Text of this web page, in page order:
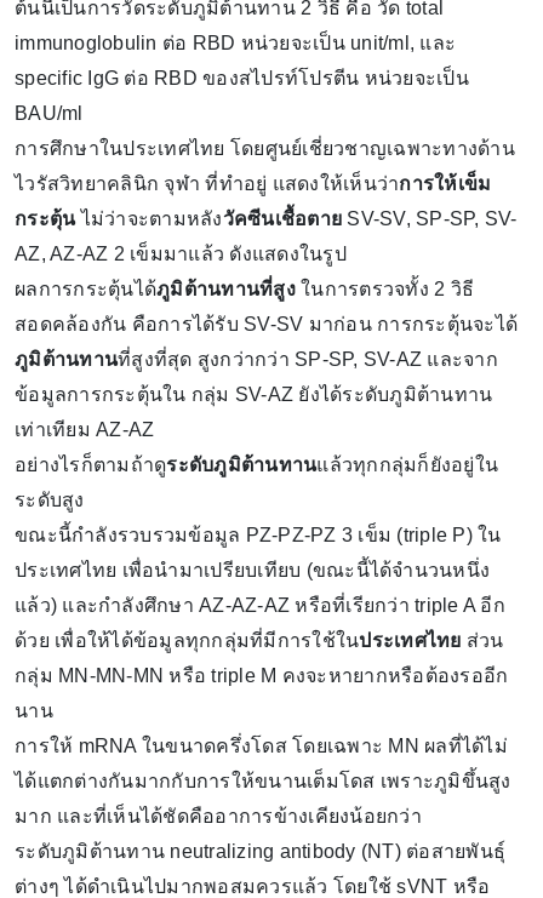
ต้นนี้เป็นการวัดระดับภูมิต้านทาน 2 วิธี คือ วัด total
immunoglobulin ต่อ RBD หน่วยจะเป็น unit/ml, และ
specific IgG ต่อ RBD ของสไปรท์โปรตีน หน่วยจะเป็น
BAU/ml
การศึกษาในประเทศไทย โดยศูนย์เชี่ยวชาญเฉพาะทางด้าน
ไวรัสวิทยาคลินิก จุฬา ที่ทำอยู่ แสดงให้เห็นว่าการให้เข็ม
กระตุ้นไม่ว่าจะตามหลังวัคซีนเชื้อตาย SV-SV, SP-SP, SV-
AZ, AZ-AZ 2 เข็มมาแล้ว ดังแสดงในรูป
ผลการกระตุ้นได้ภูมิต้านทานที่สูงในการตรวจทั้ง 2 วิธี
สอดคล้องกัน คือการได้รับ SV-SV มาก่อน การกระตุ้นจะได้
ภูมิต้านทานที่สูงที่สุด สูงกว่ากว่า SP-SP, SV-AZ และจาก
ข้อมูลการกระตุ้นใน กลุ่ม SV-AZ ยังได้ระดับภูมิต้านทาน
เท่าเทียม AZ-AZ
อย่างไรก็ตามถ้าดูระดับภูมิต้านทานแล้วทุกกลุ่มก็ยังอยู่ใน
ระดับสูง
ขณะนี้กำลังรวบรวมข้อมูล PZ-PZ-PZ 3 เข็ม (triple P) ใน
ประเทศไทย เพื่อนำมาเปรียบเทียบ (ขณะนี้ได้จำนวนหนึ่ง
แล้ว) และกำลังศึกษา AZ-AZ-AZ หรือที่เรียกว่า triple A อีก
ด้วย เพื่อให้ได้ข้อมูลทุกกลุ่มที่มีการใช้ในประเทศไทย ส่วน
กลุ่ม MN-MN-MN หรือ triple M คงจะหายากหรือต้องรออีก
นาน
การให้ mRNA ในขนาดครึ่งโดส โดยเฉพาะ MN ผลที่ได้ไม่
ได้แตกต่างกันมากกับการให้ขนานเต็มโดส เพราะภูมิขึ้นสูง
มาก และที่เห็นได้ชัดคืออาการข้างเคียงน้อยกว่า
ระดับภูมิต้านทาน neutralizing antibody (NT) ต่อสายพันธุ์
ต่างๆ ได้ดำเนินไปมากพอสมควรแล้ว โดยใช้ sVNT หรือ